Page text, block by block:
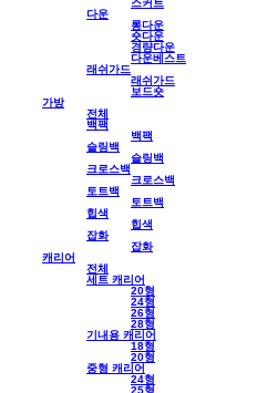
스커트
다운
롱다운
숏다운
경량다운
다운베스트
래쉬가드
래쉬가드
보드숏
가방
전체
백팩
백팩
슬링백
슬링백
크로스백
크로스백
토트백
토트백
힙색
힙색
잡화
잡화
캐리어
전체
세트 캐리어
20형
24형
26형
28형
기내용 캐리어
18형
20형
중형 캐리어
24형
25형